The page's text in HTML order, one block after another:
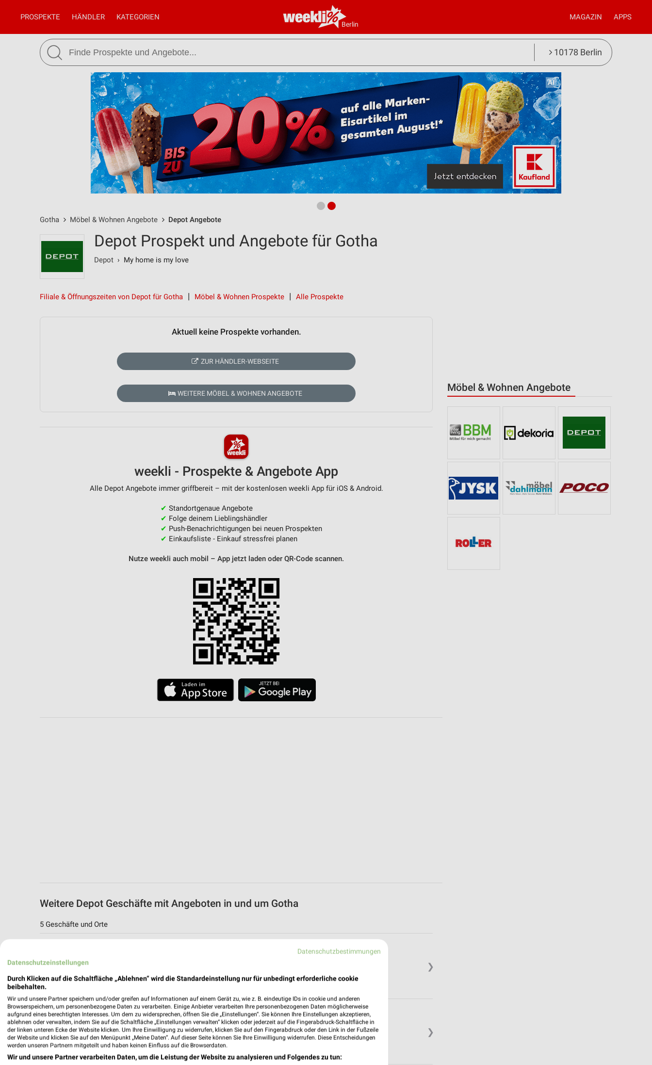
Berlin
PROSPEKTE HÄNDLER KATEGORIEN MAGAZIN APPS
10178 Berlin
Gotha Möbel & Wohnen Angebote Depot Angebote
Möbel & Wohnen Angebote
Depot Prospekt und Angebote für Gotha
Depot › My home is my love
Filiale & Öffnungszeiten von Depot für Gotha Möbel & Wohnen Prospekte Alle Prospekte
Aktuell keine Prospekte vorhanden.
ZUR HÄNDLER-WEBSEITE
WEITERE MÖBEL & WOHNEN ANGEBOTE
weekli - Prospekte & Angebote App
Alle Depot Angebote immer griffbereit – mit der kostenlosen weekli App für iOS & Android.
✔ Standortgenaue Angebote
✔ Folge deinem Lieblingshändler
✔ Push-Benachrichtigungen bei neuen Prospekten
✔ Einkaufsliste - Einkauf stressfrei planen
Nutze weekli auch mobil – App jetzt laden oder QR-Code scannen.
Weitere Depot Geschäfte mit Angeboten in und um Gotha
5 Geschäfte und Orte
❯
Erfurt, Deutschland
236,95 km
❯
Depot Angebote in Eisenach
Eisenach, Deutschland
272,19 km
Datenschutzbestimmungen
Datenschutzeinstellungen
Durch Klicken auf die Schaltfläche „Ablehnen“ wird die Standardeinstellung nur für unbedingt erforderliche cookie
beibehalten.
Wir und unsere Partner speichern und/oder greifen auf Informationen auf einem Gerät zu, wie z. B. eindeutige IDs in cookie und anderen
Browserspeichern, um personenbezogene Daten zu verarbeiten. Einige Anbieter verarbeiten Ihre personenbezogenen Daten möglicherweise
aufgrund eines berechtigten Interesses. Um dem zu widersprechen, öffnen Sie die „Einstellungen“. Sie können Ihre Einstellungen akzeptieren,
ablehnen oder verwalten, indem Sie auf die Schaltfläche „Einstellungen verwalten“ klicken oder jederzeit auf die Fingerabdruck-Schaltfläche in
der linken unteren Ecke der Website klicken. Um Ihre Einwilligung zu widerrufen, klicken Sie auf den Fingerabdruck oder den Link in der Fußzeile
der Website und klicken Sie auf den Menüpunkt „Meine Daten“. Auf dieser Seite können Sie Ihre Einwilligung widerrufen. Diese Entscheidungen
werden unseren Partnern mitgeteilt und haben keinen Einfluss auf die Browserdaten.
Wir und unsere Partner verarbeiten Daten, um die Leistung der Website zu analysieren und Folgendes zu tun: